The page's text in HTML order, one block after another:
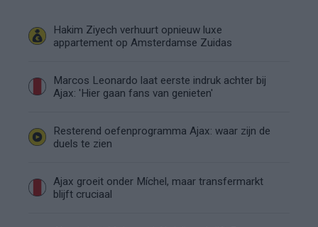
Hakim Ziyech verhuurt opnieuw luxe
appartement op Amsterdamse Zuidas
Marcos Leonardo laat eerste indruk achter bij
Ajax: 'Hier gaan fans van genieten'
Resterend oefenprogramma Ajax: waar zijn de
duels te zien
Ajax groeit onder Míchel, maar transfermarkt
blijft cruciaal